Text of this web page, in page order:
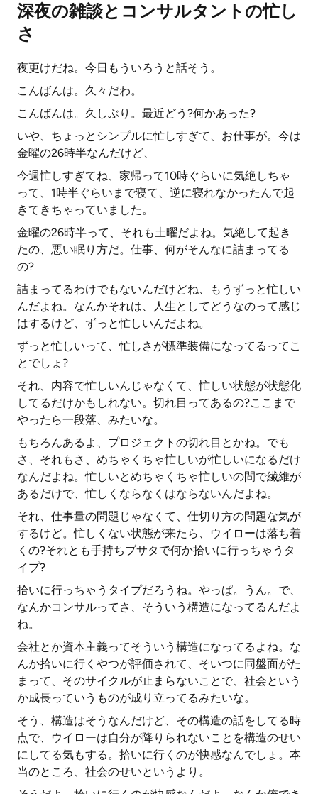
深夜の雑談とコンサルタントの忙し
さ
夜更けだね。今日もういろうと話そう。
こんばんは。久々だわ。
こんばんは。久しぶり。最近どう?何かあった?
いや、ちょっとシンプルに忙しすぎて、お仕事が。今は
金曜の26時半なんだけど、
今週忙しすぎてね、家帰って10時ぐらいに気絶しちゃ
って、1時半ぐらいまで寝て、逆に寝れなかったんで起
きてきちゃっていました。
金曜の26時半って、それも土曜だよね。気絶して起き
たの、悪い眠り方だ。仕事、何がそんなに詰まってる
の?
詰まってるわけでもないんだけどね、もうずっと忙しい
んだよね。なんかそれは、人生としてどうなのって感じ
はするけど、ずっと忙しいんだよね。
ずっと忙しいって、忙しさが標準装備になってるってこ
とでしょ?
それ、内容で忙しいんじゃなくて、忙しい状態が状態化
してるだけかもしれない。切れ目ってあるの?ここまで
やったら一段落、みたいな。
もちろんあるよ、プロジェクトの切れ目とかね。でも
さ、それもさ、めちゃくちゃ忙しいが忙しいになるだけ
なんだよね。忙しいとめちゃくちゃ忙しいの間で繊維が
あるだけで、忙しくならなくはならないんだよね。
それ、仕事量の問題じゃなくて、仕切り方の問題な気が
するけど。忙しくない状態が来たら、ウイローは落ち着
くの?それとも手持ちブサタで何か拾いに行っちゃうタ
イプ?
拾いに行っちゃうタイプだろうね。やっぱ。うん。で、
なんかコンサルってさ、そういう構造になってるんだよ
ね。
会社とか資本主義ってそういう構造になってるよね。な
んか拾いに行くやつが評価されて、そいつに同盤面がた
まって、そのサイクルが止まらないことで、社会という
か成長っていうものが成り立ってるみたいな。
そう、構造はそうなんだけど、その構造の話をしてる時
点で、ウイローは自分が降りられないことを構造のせい
にしてる気もする。拾いに行くのが快感なんでしょ。本
当のところ、社会のせいというより。